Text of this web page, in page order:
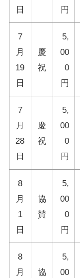
日
円
7
月
19
日
慶
祝
5,
00
0
円
7
月
28
日
慶
祝
5,
00
0
円
8
月
1
日
協
賛
5,
00
0
円
8
月
協
5,
00